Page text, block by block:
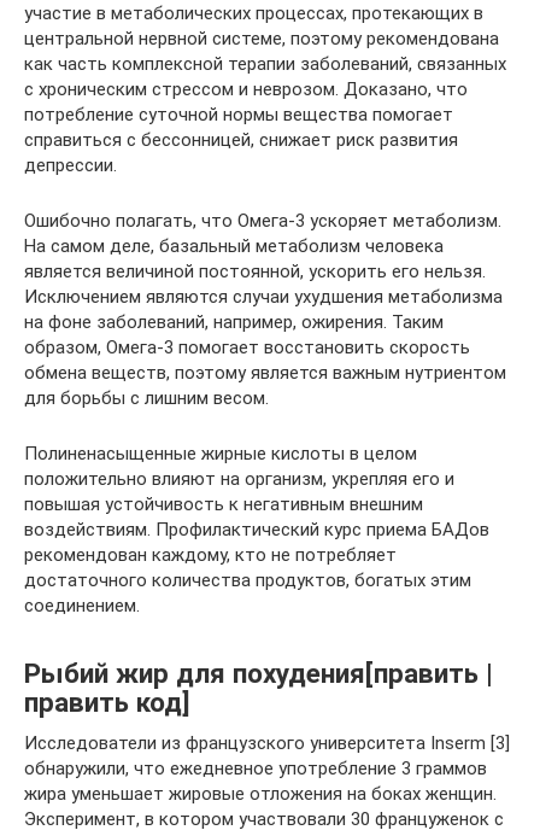
участие в метаболических процессах, протекающих в
центральной нервной системе, поэтому рекомендована
как часть комплексной терапии заболеваний, связанных
с хроническим стрессом и неврозом. Доказано, что
потребление суточной нормы вещества помогает
справиться с бессонницей, снижает риск развития
депрессии.
Ошибочно полагать, что Омега-3 ускоряет метаболизм.
На самом деле, базальный метаболизм человека
является величиной постоянной, ускорить его нельзя.
Исключением являются случаи ухудшения метаболизма
на фоне заболеваний, например, ожирения. Таким
образом, Омега-3 помогает восстановить скорость
обмена веществ, поэтому является важным нутриентом
для борьбы с лишним весом.
Полиненасыщенные жирные кислоты в целом
положительно влияют на организм, укрепляя его и
повышая устойчивость к негативным внешним
воздействиям. Профилактический курс приема БАДов
рекомендован каждому, кто не потребляет
достаточного количества продуктов, богатых этим
соединением.
Рыбий жир для похудения[править |
править код]
Исследователи из французского университета Inserm [3]
обнаружили, что ежедневное употребление 3 граммов
жира уменьшает жировые отложения на боках женщин.
Эксперимент, в котором участвовали 30 француженок с